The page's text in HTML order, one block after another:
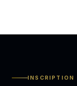
INSCRIPTION